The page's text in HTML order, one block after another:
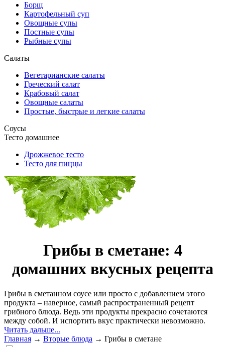
Борщ
Картофельный суп
Овощные супы
Постные супы
Рыбные супы
Салаты
Вегетарианские салаты
Греческий салат
Крабовый салат
Овощные салаты
Простые, быстрые и легкие салаты
Соусы
Тесто домашнее
Дрожжевое тесто
Тесто для пиццы
Грибы в сметане: 4
домашних вкусных рецепта
Грибы в сметанном соусе или просто с добавлением этого
продукта – наверное, самый распространенный рецепт
грибного блюда. Ведь эти продукты прекрасно сочетаются
между собой. И испортить вкус практически невозможно.
Читать дальше...
Главная → Вторые блюда → Грибы в сметане